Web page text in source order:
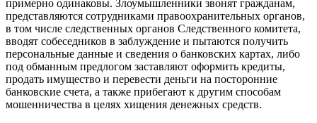
примерно одинаковы. Злоумышленники звонят гражданам,
представляются сотрудниками правоохранительных органов,
в том числе следственных органов Следственного комитета,
вводят собеседников в заблуждение и пытаются получить
персональные данные и сведения о банковских картах, либо
под обманным предлогом заставляют оформить кредиты,
продать имущество и перевести деньги на посторонние
банковские счета, а также прибегают к другим способам
мошенничества в целях хищения денежных средств.